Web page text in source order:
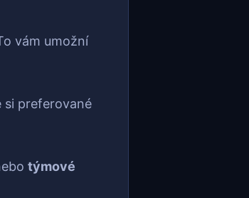
vám umožní
si preferované
týmové